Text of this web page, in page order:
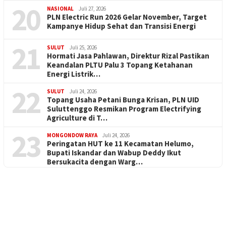
20 NASIONAL Juli 27, 2026
PLN Electric Run 2026 Gelar November, Target
Kampanye Hidup Sehat dan Transisi Energi
21 SULUT Juli 25, 2026
Hormati Jasa Pahlawan, Direktur Rizal Pastikan
Keandalan PLTU Palu 3 Topang Ketahanan
Energi Listrik…
22 SULUT Juli 24, 2026
Topang Usaha Petani Bunga Krisan, PLN UID
Suluttenggo Resmikan Program Electrifying
Agriculture di T…
23 MONGONDOW RAYA Juli 24, 2026
Peringatan HUT ke 11 Kecamatan Helumo,
Bupati Iskandar dan Wabup Deddy Ikut
Bersukacita dengan Warg…